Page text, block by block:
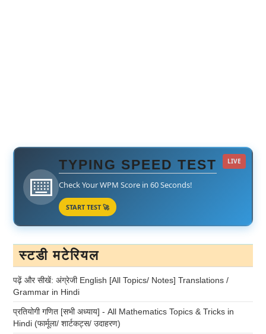
⌨️
TYPING SPEED TEST
Check Your WPM Score in 60 Seconds!
START TEST 🚀
LIVE
स्टडी मटेरियल
पढ़ें और सीखें: अंग्रेजी English [All Topics/ Notes] Translations /
Grammar in Hindi
प्रतियोगी गणित [सभी अध्याय] - All Mathematics Topics & Tricks in
Hindi (फार्मूला/ शार्टकट्स/ उदाहरण)